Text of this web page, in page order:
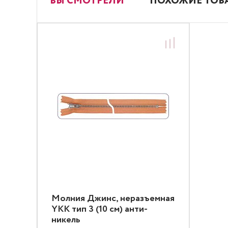
Молния Джинс, неразъемная
YKK тип 3 (10 см) анти-
никель